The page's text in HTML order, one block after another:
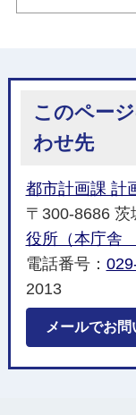
このペー
わせ先
都市計画課 計
〒300-8686
役所（本庁舎
電話番号：
2013
メールでお